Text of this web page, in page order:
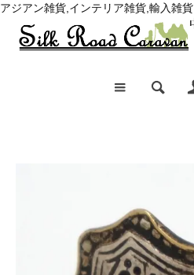
アジアン雑貨,インテリア雑貨,輸入雑貨